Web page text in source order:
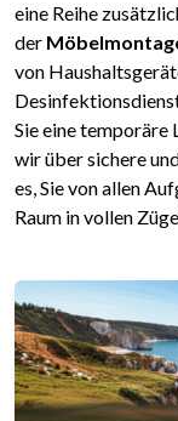
eine Reihe
der
von
Sie eine temporäre
wir über sichere
es, Sie von allen
Raum in vollen